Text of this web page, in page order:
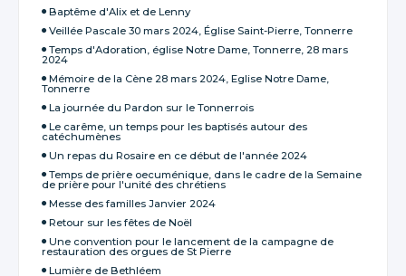
Baptême d'Alix et de Lenny
Veillée Pascale 30 mars 2024, Église Saint-Pierre, Tonnerre
Temps d'Adoration, église Notre Dame, Tonnerre, 28 mars
2024
Mémoire de la Cène 28 mars 2024, Eglise Notre Dame,
Tonnerre
La journée du Pardon sur le Tonnerrois
Le carême, un temps pour les baptisés autour des
catéchumènes
Un repas du Rosaire en ce début de l'année 2024
Temps de prière oecuménique, dans le cadre de la Semaine
de prière pour l'unité des chrétiens
Messe des familles Janvier 2024
Retour sur les fêtes de Noël
Une convention pour le lancement de la campagne de
restauration des orgues de St Pierre
Lumière de Bethléem